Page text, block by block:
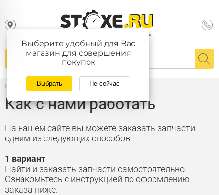
Выберите удобный для Вас
магазин для совершения
покупок
Выбрать Не сейчас
Главная / Как с нами работать
Как с нами работать
На нашем сайте вы можете заказать запчасти
одним из следующих способов:
1 вариант
Найти и заказать запчасти самостоятельно.
Ознакомьтесь с инструкцией по оформлению
заказа ниже.